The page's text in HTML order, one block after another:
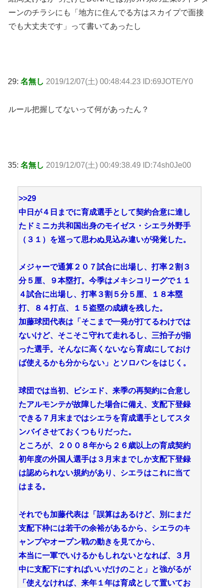
ーンのチラシにも「地方に住んでる方はスカイプで面接
でも大丈夫です」って書いてあったし
29: 名無し 2019/12/07(土) 00:48:44.23 ID:69JOTE/Y0
ルール把握してないって何があったん？
35: 名無し 2019/12/07(土) 00:49:38.49 ID:74sh0Je00
>>29
中日が４日までに育成選手として契約合意に達し
たドミニカ共和国出身のモイゼス・シエラ外野手
（３１）を巡って思わぬ見込み違いが発覚した。
メジャーで通算２０７試合に出場し、打率２割３
分５厘、９本塁打。今季はメキシコリーグで１１
４試合に出場し、打率３割５分５厘、１８本塁
打、８４打点、１５盗塁の成績を残した。
加藤球団代表は「そこまで一発が打てるわけでは
ないけど、そこそこ守れて走れるし、三拍子が揃
った選手。そんなに高くないなら育成にしておけ
ば使えるかも分からない」とソロバンをはじく。
球団では当初、ビシエド、来季の再契約に合意し
たアルモンテが故障した場合に備え、支配下登録
できる７月末まではシエラを育成選手としてスタ
ンバイさせておくつもりだった。
ところが、２００８年から２６歳以上の育成契約
初年度の外国人選手は３月末までしか支配下登録
は認められない規約があり、シエラはこれに当て
はまる。
それでも加藤代表は「誤算はあるけど、別にまだ
支配下枠には若干の余裕があるから、シエラのキ
ャンプやオープン戦の動きを見てから、
本当に一軍でいけるかもしれないとなれば、３月
中に支配下にすればいいだけのこと」と強がるが
「使えなければ、来年１年は育成として置いてお